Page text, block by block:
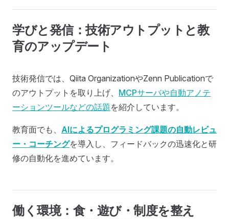
学びと発信：技術アウトプットと教
育のアップデート
技術発信では、Qiita OrganizationやZenn Publicationで
のアウトプットを取り上げ、 MCPサーバや自動アノテ
ーションツールなどの話題を紹介しています。
教育面でも、 AIによるプログラミング課題の自動レビュ
ー・コーチングを導入し、フィードバックの迅速化と研
修の自動化を進めています。
働く環境：食・遊び・制度を整え